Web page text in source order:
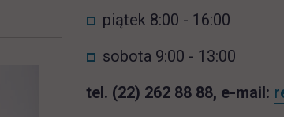
piątek 8:00 - 16:00
sobota 9:00 - 13:00
tel. (22) 262 88 88, e-mail: